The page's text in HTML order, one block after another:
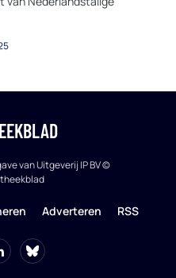
van Uitgeverij IP BV ©
Adverteren RSS